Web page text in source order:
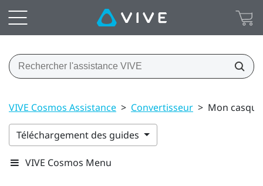
VIVE Cosmos Assistance > Convertisseur > Mon
Téléchargement des guides
VIVE Cosmos Menu